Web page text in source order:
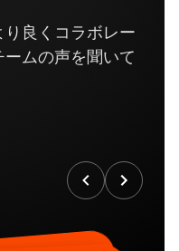
ムの声を聞いて